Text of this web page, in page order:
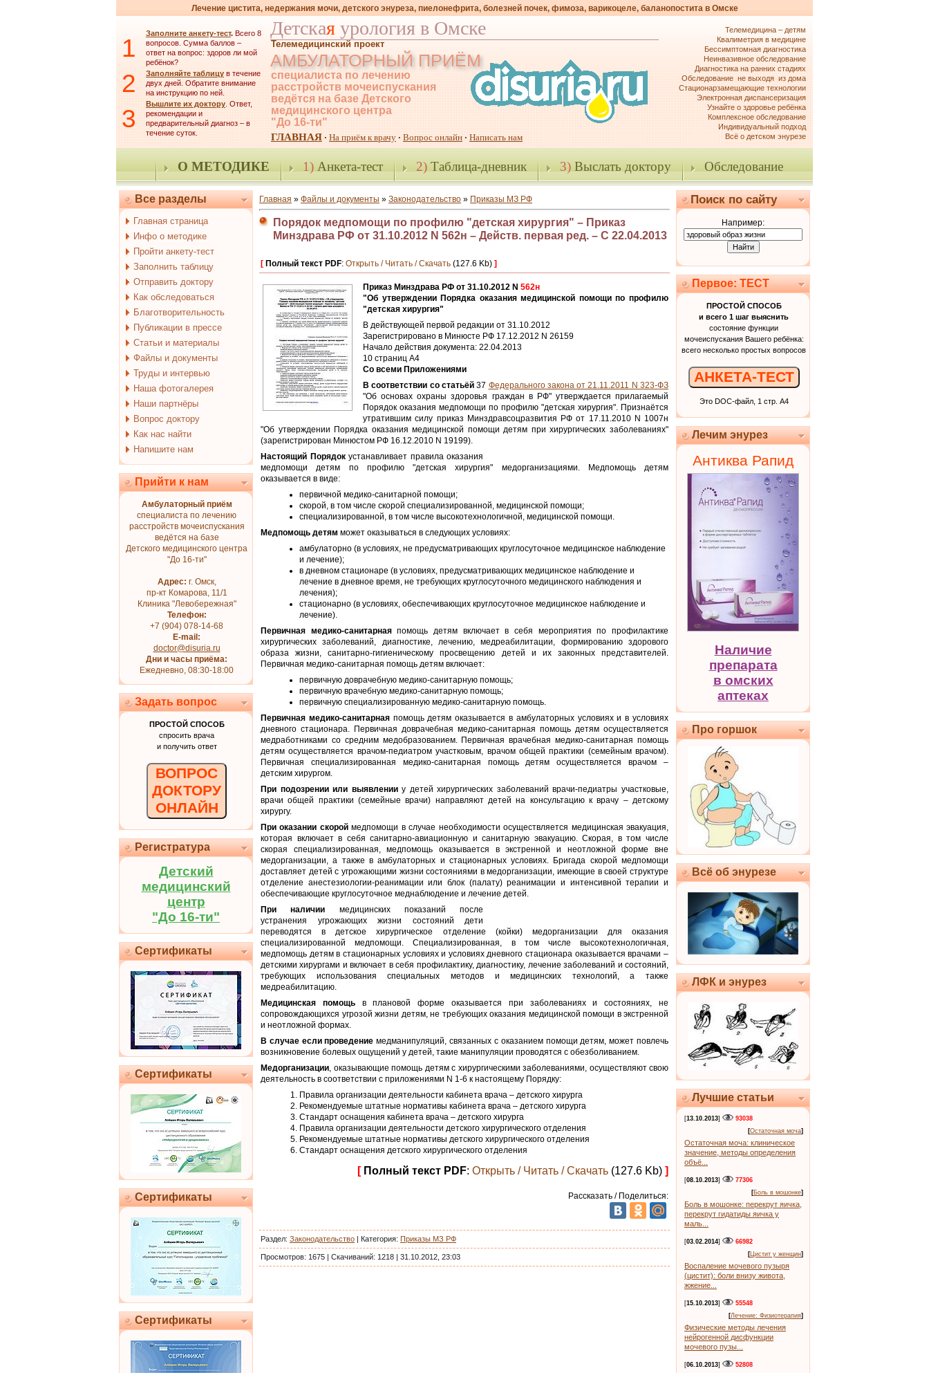
Лечение цистита, недержания мочи, детского энуреза, пиелонефрита, болезней почек, фимоза, варикоцеле, баланопостита в Омске
1 Заполните анкету-тест. Всего 8
вопросов. Сумма баллов –
ответ на вопрос: здоров ли мой
ребёнок?
2 Заполняйте таблицу в течение
двух дней. Обратите внимание
на инструкцию по ней.
3 Вышлите их доктору. Ответ,
рекомендации и
предварительный диагноз – в
течение суток.
Детская урология в Омске
Телемедицинский проект
АМБУЛАТОРНЫЙ ПРИЁМ
специалиста по лечению
расстройств мочеиспускания
ведётся на базе Детского
медицинского центра
"До 16-ти"
ГЛАВНАЯ · На приём к врачу · Вопрос онлайн · Написать нам
Телемедицина – детям
Квалиметрия в медицине
Бессимптомная диагностика
Неинвазивное обследование
Диагностика на ранних стадиях
Обследование не выходя из дома
Стационарзамещающие технологии
Электронная диспансеризация
Узнайте о здоровье ребёнка
Комплексное обследование
Индивидуальный подход
Всё о детском энурезе
О МЕТОДИКЕ 1)Анкета-тест 2)Таблица-дневник 3)Выслать доктору Обследование
Все разделы
Главная страница
Инфо о методике
Пройти анкету-тест
Заполнить таблицу
Отправить доктору
Как обследоваться
Благотворительность
Публикации в прессе
Статьи и материалы
Файлы и документы
Труды и интервью
Наша фотогалерея
Наши партнёры
Вопрос доктору
Как нас найти
Напишите нам
Прийти к нам
Амбулаторный приём
специалиста по лечению
расстройств мочеиспускания
ведётся на базе
Детского медицинского центра
"До 16-ти"
Адрес: г. Омск,
пр-кт Комарова, 11/1
Клиника "Левобережная"
Телефон:
+7 (904) 078-14-68
E-mail:
doctor@disuria.ru
Дни и часы приёма:
Ежедневно, 08:30-18:00
Задать вопрос
ПРОСТОЙ СПОСОБ
спросить врача
и получить ответ
ВОПРОС
ДОКТОРУ
ОНЛАЙН
Регистратура
Детский
медицинский
центр
"До 16-ти"
Сертификаты
Сертификаты
Сертификаты
Сертификаты
Главная » Файлы и документы » Законодательство » Приказы МЗ РФ
Порядок медпомощи по профилю "детская хирургия" – Приказ
Минздрава РФ от 31.10.2012 N 562н – Действ. первая ред. – С 22.04.2013
[ Полный текст PDF: Открыть / Читать / Скачать (127.6 Kb) ]
Приказ Минздрава РФ от 31.10.2012 N 562н
"Об утверждении Порядка оказания медицинской помощи по профилю
"детская хирургия"
В действующей первой редакции от 31.10.2012
Зарегистрировано в Минюсте РФ 17.12.2012 N 26159
Начало действия документа: 22.04.2013
10 страниц А4
Со всеми Приложениями
В соответствии со статьёй37 Федерального закона от 21.11.2011 N 323-ФЗ
"Об основах охраны здоровья граждан в РФ" утверждается прилагаемый
Порядок оказания медпомощи по профилю "детская хирургия". Признаётся
утратившим силу приказ Минздравсоцразвития РФ от 17.11.2010 N 1007н
"Об утверждении Порядка оказания медицинской помощи детям при хирургических заболеваниях"
(зарегистрирован Минюстом РФ 16.12.2010 N 19199).
Настоящий Порядокустанавливает правила оказания
медпомощи детям по профилю "детская хирургия" медорганизациями. Медпомощь детям
оказывается в виде:
первичной медико-санитарной помощи;
скорой, в том числе скорой специализированной, медицинской помощи;
специализированной, в том числе высокотехнологичной, медицинской помощи.
Медпомощь детям может оказываться в следующих условиях:
амбулаторно (в условиях, не предусматривающих круглосуточное медицинское наблюдение
и лечение);
в дневном стационаре (в условиях, предусматривающих медицинское наблюдение и
лечение в дневное время, не требующих круглосуточного медицинского наблюдения и
лечения);
стационарно (в условиях, обеспечивающих круглосуточное медицинское наблюдение и
лечение).
Первичная медико-санитарнаяпомощь детям включает в себя мероприятия по профилактике
хирургических заболеваний, диагностике, лечению, медреабилитации, формированию здорового
образа жизни, санитарно-гигиеническому просвещению детей и их законных представителей.
Первичная медико-санитарная помощь детям включает:
первичную доврачебную медико-санитарную помощь;
первичную врачебную медико-санитарную помощь;
первичную специализированную медико-санитарную помощь.
Первичная медико-санитарнаяпомощь детям оказывается в амбулаторных условиях и в условиях
дневного стационара. Первичная доврачебная медико-санитарная помощь детям осуществляется
медработниками со средним медобразованием. Первичная врачебная медико-санитарная помощь
детям осуществляется врачом-педиатром участковым, врачом общей практики (семейным врачом).
Первичная специализированная медико-санитарная помощь детям осуществляется врачом –
детским хирургом.
При подозрении или выявленииу детей хирургических заболеваний врачи-педиатры участковые,
врачи общей практики (семейные врачи) направляют детей на консультацию к врачу – детскому
хирургу.
При оказании скороймедпомощи в случае необходимости осуществляется медицинская эвакуация,
которая включает в себя санитарно-авиационную и санитарную эвакуацию. Скорая, в том числе
скорая специализированная, медпомощь оказывается в экстренной и неотложной форме вне
медорганизации, а также в амбулаторных и стационарных условиях. Бригада скорой медпомощи
доставляет детей с угрожающими жизни состояниями в медорганизации, имеющие в своей структуре
отделение анестезиологии-реанимации или блок (палату) реанимации и интенсивной терапии и
обеспечивающие круглосуточное меднаблюдение и лечение детей.
При наличии медицинских показаний после
устранения угрожающих жизни состояний дети
переводятся в детское хирургическое отделение (койки) медорганизации для оказания
специализированной медпомощи. Специализированная, в том числе высокотехнологичная,
медпомощь детям в стационарных условиях и условиях дневного стационара оказывается врачами –
детскими хирургами и включает в себя профилактику, диагностику, лечение заболеваний и состояний,
требующих использования специальных методов и медицинских технологий, а также
медреабилитацию.
Медицинская помощьв плановой форме оказывается при заболеваниях и состояниях, не
сопровождающихся угрозой жизни детям, не требующих оказания медицинской помощи в экстренной
и неотложной формах.
В случае если проведение медманипуляций, связанных с оказанием помощи детям, может повлечь
возникновение болевых ощущений у детей, такие манипуляции проводятся с обезболиванием.
Медорганизации, оказывающие помощь детям с хирургическими заболеваниями, осуществляют свою
деятельность в соответствии с приложениями N 1-6 к настоящему Порядку:
Правила организации деятельности кабинета врача – детского хирурга
Рекомендуемые штатные нормативы кабинета врача – детского хирурга
Стандарт оснащения кабинета врача – детского хирурга
Правила организации деятельности детского хирургического отделения
Рекомендуемые штатные нормативы детского хирургического отделения
Стандарт оснащения детского хирургического отделения
[ Полный текст PDF: Открыть / Читать / Скачать (127.6 Kb) ]
Рассказать / Поделиться:
Раздел: Законодательство | Категория: Приказы МЗ РФ
Просмотров: 1675 | Скачиваний: 1218 | 31.10.2012, 23:03
Поиск по сайту
Например:
Первое: ТЕСТ
ПРОСТОЙ СПОСОБ
и всего 1 шаг выяснить
состояние функции
мочеиспускания Вашего ребёнка:
всего несколько простых вопросов
АНКЕТА-ТЕСТ
Это DOC-файл, 1 стр. А4
Лечим энурез
Антиква Рапид
Наличие
препарата
в омских
аптеках
Про горшок
Всё об энурезе
ЛФК и энурез
Лучшие статьи
[13.10.2013]
93038
[Остаточная моча]
Остаточная моча: клиническое
значение, методы определения
объё...
[08.10.2013]
77306
[Боль в мошонке]
Боль в мошонке: перекрут яичка,
перекрут гидатиды яичка у
маль...
[03.02.2014]
66982
[Цистит у женщин]
Воспаление мочевого пузыря
(цистит): боли внизу живота,
жжение...
[15.10.2013]
55548
[Лечение: Физиотерапия]
Физические методы лечения
нейрогенной дисфункции
мочевого пузы...
[06.10.2013]
52808